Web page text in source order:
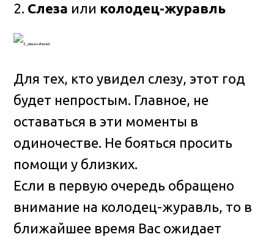
2. Слеза или колодец-журавль
Для тех, кто увидел слезу, этот год
будет непростым. Главное, не
оставаться в эти моменты в
одиночестве. Не бояться просить
помощи у близких.
Если в первую очередь обращено
внимание на колодец-журавль, то в
ближайшее время Вас ожидает